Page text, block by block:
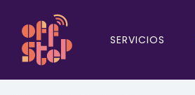
SERVICIOS